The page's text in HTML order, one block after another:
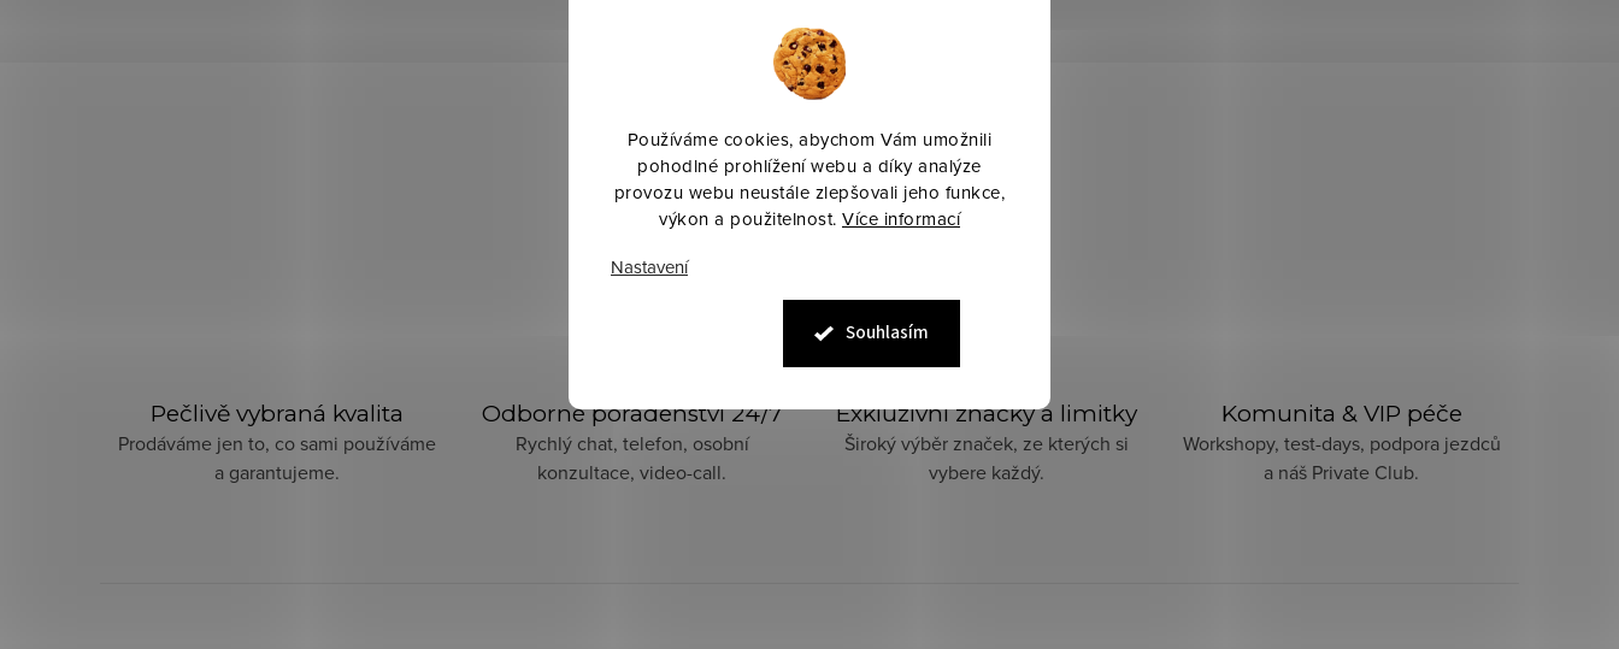
Používáme cookies, abychom Vám umožnili
pohodlné prohlížení webu a díky analýze
provozu webu neustále zlepšovali jeho funkce,
výkon a použitelnost. Více informací
Nastavení
Souhlasím
Pečlivě vybraná kvalita
Prodáváme jen to, co sami používáme
a garantujeme.
Odborné poradenství 24/7
Rychlý chat, telefon, osobní
konzultace, video-call.
Exkluzivní značky a limitky
Široký výběr značek, ze kterých si
vybere každý.
Komunita & VIP péče
Workshopy, test-days, podpora jezdců
a náš Private Club.